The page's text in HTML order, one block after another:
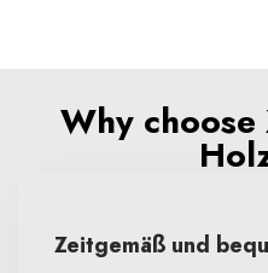
Why choose
Zeitgemäß und